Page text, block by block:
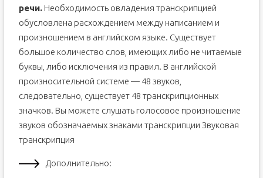
Звуки в английском языке и их произношение
Гласные звуки английского языка
речи.Необходимость овладения транскрипцией
обусловлена расхождением между написанием и
произношением в английском языке. Существует
большое количество слов, имеющих либо не читаемые
буквы, либо исключения из правил. В английской
произносительной системе — 48 звуков,
следовательно, существует 48 транскрипционных
значков. Вы можете слушать голосовое произношение
звуков обозначаемых знаками транскрипции Звуковая
транскрипция
Дополнительно: